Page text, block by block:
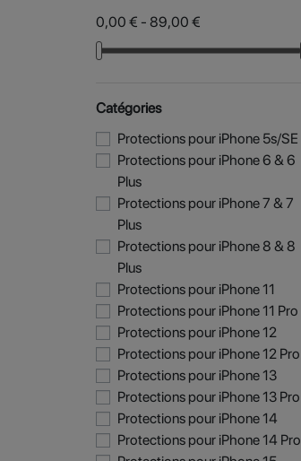
0,00 € - 89,00 €
Catégories
Protections pour iPhone 5s/SE
Protections pour iPhone 6 & 6
Plus
Protections pour iPhone 7 & 7
Plus
Protections pour iPhone 8 & 8
Plus
Protections pour iPhone 11
Protections pour iPhone 11 Pro
Protections pour iPhone 12
Protections pour iPhone 12 Pro
Protections pour iPhone 13
Protections pour iPhone 13 Pro
Protections pour iPhone 14
Protections pour iPhone 14 Pro